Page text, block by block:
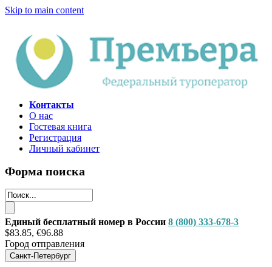
Skip to main content
Контакты
О нас
Гостевая книга
Регистрация
Личный кабинет
Форма поиска
Единый бесплатный номер в России 8 (800) 333-678-3
$83.85, €96.88
Город отправления
Санкт-Петербург